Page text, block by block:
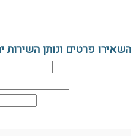
השאירו פרטים ונותן השירות